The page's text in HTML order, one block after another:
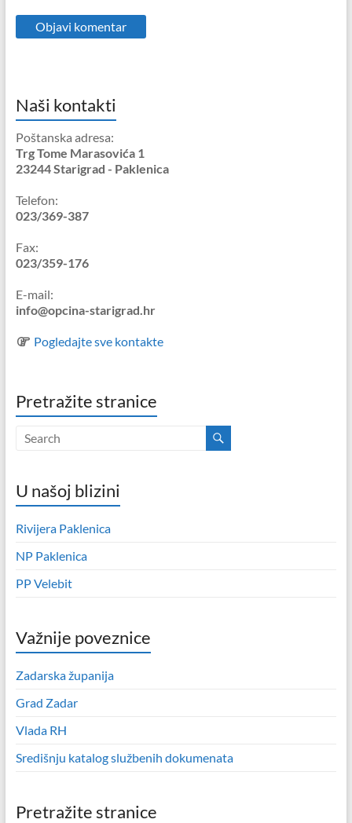
Naši kontakti
Poštanska adresa:
Trg Tome Marasovića 1
23244 Starigrad - Paklenica
Telefon:
023/369-387
Fax:
023/359-176
E-mail:
info@opcina-starigrad.hr
Pogledajte sve kontakte
Pretražite stranice
U našoj blizini
Rivijera Paklenica
NP Paklenica
PP Velebit
Važnije poveznice
Zadarska županija
Grad Zadar
Vlada RH
Središnju katalog službenih dokumenata
Pretražite stranice